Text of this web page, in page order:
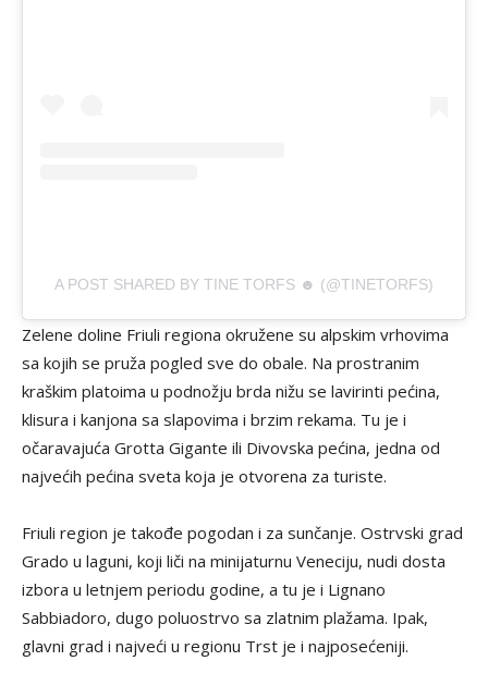
A POST SHARED BY TINE TORFS ☻ (@TINETORFS)
Zelene doline Friuli regiona okružene su alpskim vrhovima
sa kojih se pruža pogled sve do obale. Na prostranim
kraškim platoima u podnožju brda nižu se lavirinti pećina,
klisura i kanjona sa slapovima i brzim rekama. Tu je i
očaravajuća Grotta Gigante ili Divovska pećina, jedna od
najvećih pećina sveta koja je otvorena za turiste.
Friuli region je takođe pogodan i za sunčanje. Ostrvski grad
Grado u laguni, koji liči na minijaturnu Veneciju, nudi dosta
izbora u letnjem periodu godine, a tu je i Lignano
Sabbiadoro, dugo poluostrvo sa zlatnim plažama. Ipak,
glavni grad i najveći u regionu Trst je i najposećeniji.